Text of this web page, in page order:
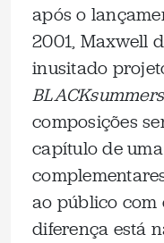
após o
2001, Maxwell
inusitado
composições
capítulo de
ao público com
diferença está